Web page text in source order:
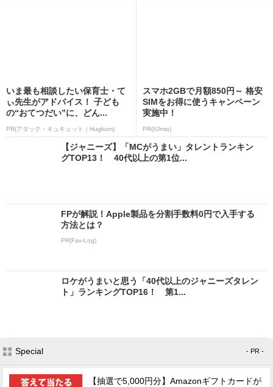
いま最も相談したい保育士・て
ぃ先生がアドバイス！ 子ども
の“おてつだい”に、どん...
PR(アタック・キュキュット｜Hugkum)
スマホ2GBで月額850円～ 格安
SIMをお得に使うキャンペーン
実施中！
PR(IIJmio)
【ジャニーズ】「MCがうまい」タレントランキン
グTOP13！ 40代以上の第1位...
FPが解説！Apple製品を分割手数料0円で入手する
方法とは？
PR(Fav-Log)
ロケがうまいと思う「40代以上のジャニーズタレン
ト」ランキングTOP16！ 第1...
Special - PR -
【抽選で5,000円分】Amazonギフトカードが